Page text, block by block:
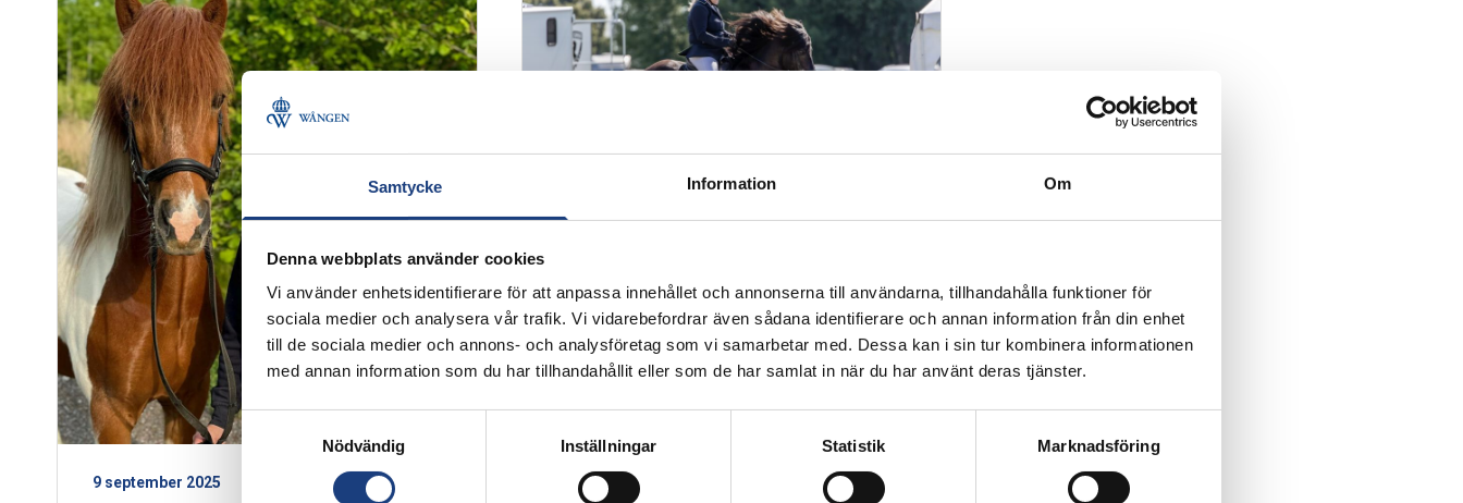
Samtycke Information Om
Denna webbplats använder cookies
Vi använder enhetsidentifierare för att anpassa innehållet och annonserna till användarna, tillhandahålla funktioner för
sociala medier och analysera vår trafik. Vi vidarebefordrar även sådana identifierare och annan information från din enhet
till de sociala medier och annons- och analysföretag som vi samarbetar med. Dessa kan i sin tur kombinera informationen
med annan information som du har tillhandahållit eller som de har samlat in när du har använt deras tjänster.
Samtyckesval
Nödvändig
Inställningar Statistik Marknadsföring
9 september 2025
Nitton ekipage startar i
Gaedingalist
Den allra första stora Gæðingalist-tävlingen i
klar och den innehåller många kända namn.